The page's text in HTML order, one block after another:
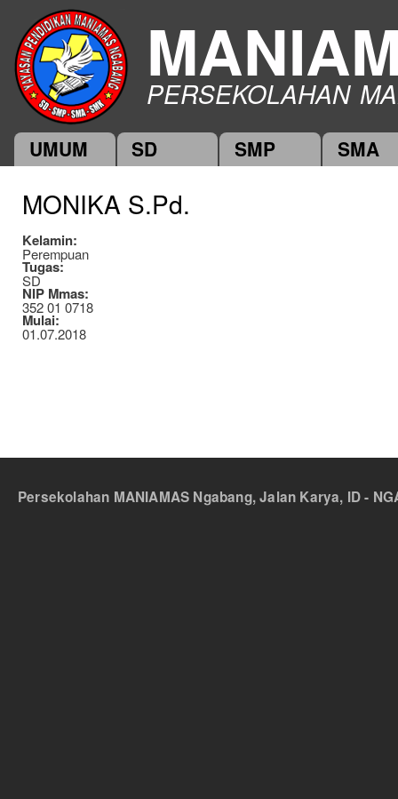
PERSEKOLAHAN
Main menu
UMUM SD SMP SMA
MONIKA S.Pd.
Kelamin:
Perempuan
Tugas:
SD
NIP Mmas:
352 01 0718
Mulai:
01.07.2018
Persekolahan MANIAMAS Ngabang, Jalan Karya, ID -